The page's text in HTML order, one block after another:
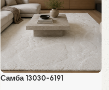
Самба 13030-6191